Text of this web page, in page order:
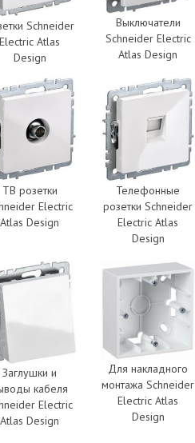
Schneider
Electric Atlas
Design
Выключатели
Schneider Electric
Atlas Design
ТВ розетки
Electric
Atlas Design
Телефонные
розетки Schneider
Electric Atlas
Design
Заглушки и
кабеля
Electric
Atlas Design
Для накладного
монтажа Schneider
Electric Atlas
Design